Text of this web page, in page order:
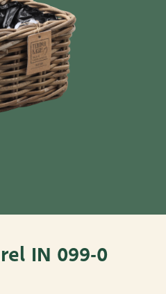
MandEn
IN 099-0